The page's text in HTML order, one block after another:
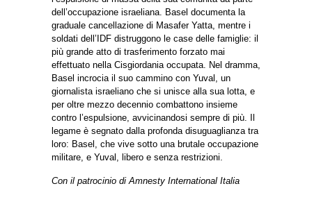
dell’occupazione israeliana. Basel documenta la
graduale cancellazione di Masafer Yatta, mentre i
soldati dell’IDF distruggono le case delle famiglie: il
più grande atto di trasferimento forzato mai
effettuato nella Cisgiordania occupata. Nel dramma,
Basel incrocia il suo cammino con Yuval, un
giornalista israeliano che si unisce alla sua lotta, e
per oltre mezzo decennio combattono insieme
contro l’espulsione, avvicinandosi sempre di più. Il
legame è segnato dalla profonda disuguaglianza tra
loro: Basel, che vive sotto una brutale occupazione
militare, e Yuval, libero e senza restrizioni.
Con il patrocinio di Amnesty International Italia